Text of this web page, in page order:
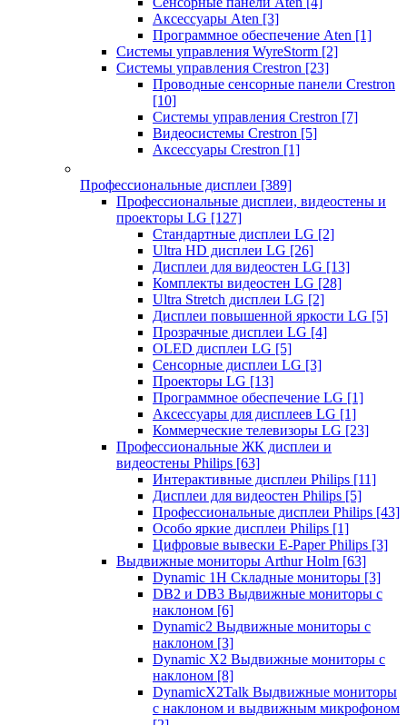
Аксессуары Aten [3]
Программное обеспечение Aten [1]
Системы управления WyreStorm [2]
Системы управления Crestron [23]
Проводные сенсорные панели Crestron
[10]
Системы управления Crestron [7]
Видеосистемы Crestron [5]
Аксессуары Crestron [1]
Профессиональные дисплеи [389]
Профессиональные дисплеи, видеостены и
проекторы LG [127]
Стандартные дисплеи LG [2]
Ultra HD дисплеи LG [26]
Дисплеи для видеостен LG [13]
Комплекты видеостен LG [28]
Ultra Stretch дисплеи LG [2]
Дисплеи повышенной яркости LG [5]
Прозрачные дисплеи LG [4]
OLED дисплеи LG [5]
Сенсорные дисплеи LG [3]
Проекторы LG [13]
Программное обеспечение LG [1]
Аксессуары для дисплеев LG [1]
Коммерческие телевизоры LG [23]
Профессиональные ЖК дисплеи и
видеостены Philips [63]
Интерактивные дисплеи Philips [11]
Дисплеи для видеостен Philips [5]
Профессиональные дисплеи Philips [43]
Особо яркие дисплеи Philips [1]
Цифровые вывески E-Paper Philips [3]
Выдвижные мониторы Arthur Holm [63]
Dynamic 1Н Складные мониторы [3]
DB2 и DB3 Выдвижные мониторы с
наклоном [6]
Dynamic2 Выдвижные мониторы с
наклоном [3]
Dynamic X2 Выдвижные мониторы с
наклоном [8]
DynamicX2Talk Выдвижные мониторы
с наклоном и выдвижным микрофоном